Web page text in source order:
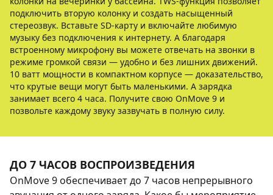
подключить вторую колонку и создать насыщенный
стереозвук. Вставьте SD-карту и включайте любимую
музыку без подключения к интернету. А благодаря
встроенному микрофону вы можете отвечать на звонки в
режиме громкой связи — удобно и без лишних движений.
10 ватт мощности в компактном корпусе — доказательство,
что крутые вещи могут быть маленькими. А зарядка
занимает всего 4 часа. Получите свою OnMove 9 и
позвольте каждому звуку зазвучать в полную силу.
ДО 7 ЧАСОВ ВОСПРОИЗВЕДЕНИЯ
OnMove 9 обеспечивает до 7 часов непрерывного